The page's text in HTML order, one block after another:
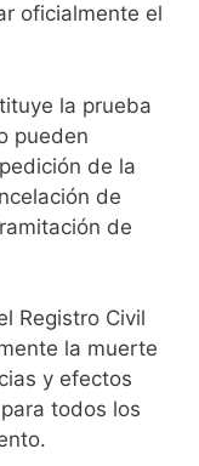
oficialmente el
la prueba
pueden
de la
de
de
Registro Civil
la muerte
y efectos
todos los